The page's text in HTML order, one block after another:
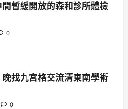
暫緩開放的森和診所體檢
0
晚找九宮格交流清東南學術
0